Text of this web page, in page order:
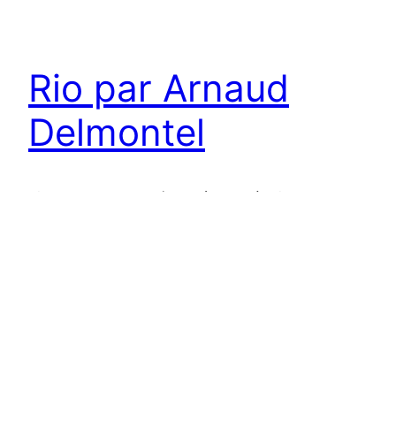
Rio par Arnaud
Delmontel
Rio, le nom de ce gâteau évoque à lui seul un